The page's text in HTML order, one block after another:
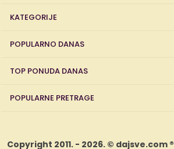
KATEGORIJE
POPULARNO DANAS
TOP PONUDA DANAS
POPULARNE PRETRAGE
Copyright 2011. - 2026. © dajsve.com ®